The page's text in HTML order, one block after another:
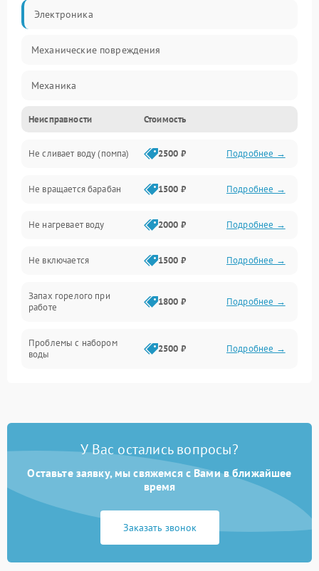
Электроника
Механические повреждения
Механика
Электропитание
Водоснабжение
Слив
Программное обеспечение
Неисправности Стоимость
Не сливает воду (помпа) 2500 ₽ Подробнее →
Не вращается барабан 1500 ₽ Подробнее →
Не нагревает воду 2000 ₽ Подробнее →
Не включается 1500 ₽ Подробнее →
Запах горелого при
работе
1800 ₽ Подробнее →
Проблемы с набором
воды
2500 ₽ Подробнее →
Замена платы управления 2200 ₽ Подробнее →
У Вас остались вопросы?
Оставьте заявку, мы свяжемся с Вами в ближайшее
время
Заказать звонок